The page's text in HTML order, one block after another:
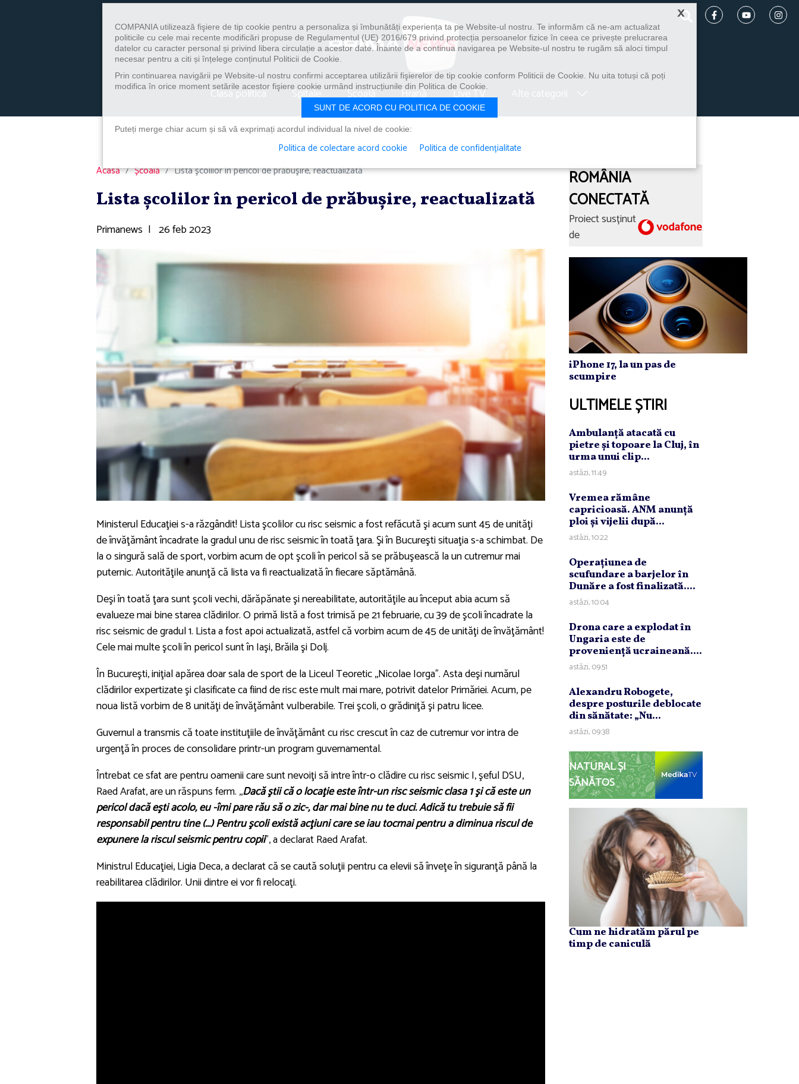
Clasa politica Spitale Școală Hrană Live TV
Acasă Școală Lista şcolilor în pericol de prăbuşire, reactualizată
Lista şcolilor în pericol de prăbuşire, reactualizată
Primanews | 26 feb 2023
Ministerul Educaţiei s-a răzgândit! Lista şcolilor cu risc seismic a fost refăcută şi acum sunt 45 de unităţi
de învăţământ încadrate la gradul unu de risc seismic în toată ţara. Şi în Bucureşti situaţia s-a schimbat. De
la o singură sală de sport, vorbim acum de opt şcoli în pericol să se prăbuşească la un cutremur mai
puternic. Autorităţile anunţă că lista va fi reactualizată în fiecare săptămână.
Deşi în toată ţara sunt şcoli vechi, dărăpănate şi nereabilitate, autorităţile au început abia acum să
evalueze mai bine starea clădirilor. O primă listă a fost trimisă pe 21 februarie, cu 39 de şcoli încadrate la
risc seismic de gradul 1. Lista a fost apoi actualizată, astfel că vorbim acum de 45 de unităţi de învăţământ!
Cele mai multe şcoli în pericol sunt în Iaşi, Brăila şi Dolj.
În Bucureşti, iniţial apărea doar sala de sport de la Liceul Teoretic ,,Nicolae Iorga". Asta deşi numărul
clădirilor expertizate şi clasificate ca fiind de risc este mult mai mare, potrivit datelor Primăriei. Acum, pe
noua listă vorbim de 8 unităţi de învăţământ vulberabile. Trei şcoli, o grădiniţă şi patru licee.
Guvernul a transmis că toate instituţiile de învăţământ cu risc crescut în caz de cutremur vor intra de
urgenţă în proces de consolidare printr-un program guvernamental.
Întrebat ce sfat are pentru oamenii care sunt nevoiţi să intre într-o clădire cu risc seismic I, şeful DSU,
Raed Arafat, are un răspuns ferm. ,,Dacă ştii că o locaţie este într-un risc seismic clasa 1 şi că este un
pericol dacă eşti acolo, eu -îmi pare rău să o zic-, dar mai bine nu te duci. Adică tu trebuie să fii
responsabil pentru tine (...) Pentru şcoli există acţiuni care se iau tocmai pentru a diminua riscul de
expunere la riscul seismic pentru copii", a declarat Raed Arafat.
Ministrul Educaţiei, Ligia Deca, a declarat că se caută soluţii pentru ca elevii să înveţe în siguranţă până la
reabilitarea clădirilor. Unii dintre ei vor fi relocaţi.
ROMÂNIA
CONECTATĂ
Proiect susținut
de
iPhone 17, la un pas de
scumpire
ULTIMELE ȘTIRI
Ambulanţă atacată cu
pietre şi topoare la Cluj, în
urma unui clip...
astăzi, 11:49
Vremea rămâne
capricioasă. ANM anunţă
ploi şi vijelii după...
astăzi, 10:22
Operaţiunea de
scufundare a barjelor în
Dunăre a fost finalizată....
astăzi, 10:04
Drona care a explodat în
Ungaria este de
provenienţă ucraineană....
astăzi, 09:51
Alexandru Robogete,
despre posturile deblocate
din sănătate: „Nu...
astăzi, 09:38
NATURAL ȘI
SĂNĂTOS
Cum ne hidratăm părul pe
timp de caniculă
×
COMPANIA utilizează fişiere de tip cookie pentru a personaliza și îmbunătăți experiența ta pe Website-ul nostru. Te informăm că ne-am actualizat
politicile cu cele mai recente modificări propuse de Regulamentul (UE) 2016/679 privind protecția persoanelor fizice în ceea ce privește prelucrarea
datelor cu caracter personal și privind libera circulație a acestor date. Înainte de a continua navigarea pe Website-ul nostru te rugăm să aloci timpul
necesar pentru a citi și înțelege conținutul Politicii de Cookie.
Prin continuarea navigării pe Website-ul nostru confirmi acceptarea utilizării fişierelor de tip cookie conform Politicii de Cookie. Nu uita totuși că poți
modifica în orice moment setările acestor fişiere cookie urmând instrucțiunile din Politica de Cookie.
SUNT DE ACORD CU POLITICA DE COOKIE
Puteți merge chiar acum și să vă exprimați acordul individual la nivel de cookie:
Politica de colectare acord cookie Politica de confidențialitate